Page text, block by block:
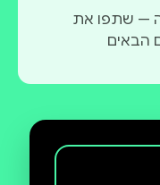
— שתפו את
הבאים